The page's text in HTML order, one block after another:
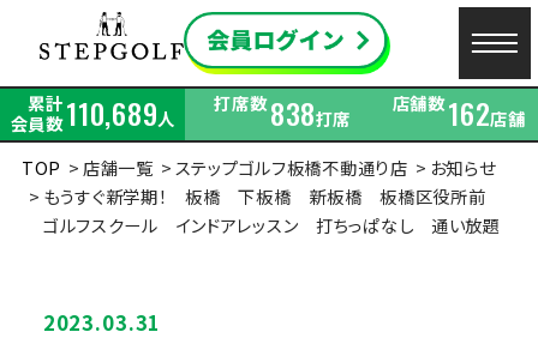
累計
会員数110,689人
打席数838打席
店舗数162店舗
TOP
店舗一覧 ステップゴルフ板橋不動通り店
お知らせ
もうすぐ新学期！ 板橋 下板橋 新板橋 板橋区役所前
ゴルフスクール インドアレッスン 打ちっぱなし 通い放題
2023.03.31